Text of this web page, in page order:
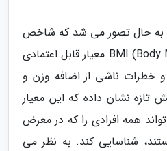
به حال تصور می شد که شاخص
توده بدنی یا BMI (Body Mass Index) معیار قابل اعتمادی
و خطرات ناشی از اضافه وزن و
نشان داده که این معیار
همه افرادی را که در معرض
شناسایی کند. به نظر می